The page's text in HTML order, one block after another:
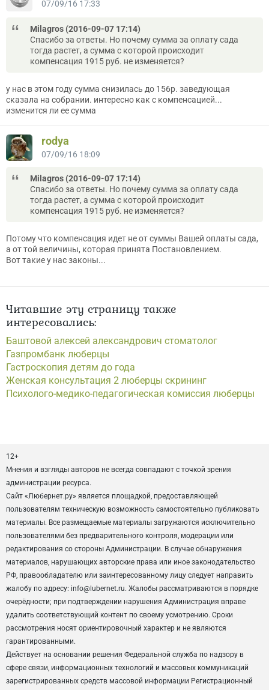
07/09/16 17:33
Milagros (2016-09-07 17:14)
Спасибо за ответы. Но почему сумма за оплату сада
тогда растет, а сумма с которой происходит
компенсация 1915 руб. не изменяется?
у нас в этом году сумма снизилась до 156р. заведующая
сказала на собрании. интересно как с компенсацией...
изменится ли ее сумма
rodya
07/09/16 18:09
Milagros (2016-09-07 17:14)
Спасибо за ответы. Но почему сумма за оплату сада
тогда растет, а сумма с которой происходит
компенсация 1915 руб. не изменяется?
Потому что компенсация идет не от суммы Вашей оплаты сада,
а от той величины, которая принята Постановлением.
Вот такие у нас законы...
Читавшие эту страницу также
интересовались:
Баштовой алексей александрович стоматолог
Газпромбанк люберцы
Гастроскопия детям до года
Женская консультация 2 люберцы скрининг
Психолого-медико-педагогическая комиссия люберцы
12+
Мнения и взгляды авторов не всегда совпадают с точкой зрения
администрации ресурса.
Сайт «Любернет.ру» является площадкой, предоставляющей
пользователям техническую возможность самостоятельно публиковать
материалы. Все размещаемые материалы загружаются исключительно
пользователями без предварительного контроля, модерации или
редактирования со стороны Администрации. В случае обнаружения
материалов, нарушающих авторские права или иное законодательство
РФ, правообладателю или заинтересованному лицу следует направить
жалобу по адресу: info@lubernet.ru. Жалобы рассматриваются в порядке
очерёдности; при подтверждении нарушения Администрация вправе
удалить соответствующий контент по своему усмотрению. Сроки
рассмотрения носят ориентировочный характер и не являются
гарантированными.
Действует на основании решения Федеральной служба по надзору в
сфере связи, информационных технологий и массовых коммуникаций
зарегистрированных средств массовой информации Регистрационный